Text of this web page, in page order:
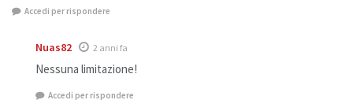
Accedi per rispondere
Nuas82 2 anni fa
Nessuna limitazione!
Accedi per rispondere